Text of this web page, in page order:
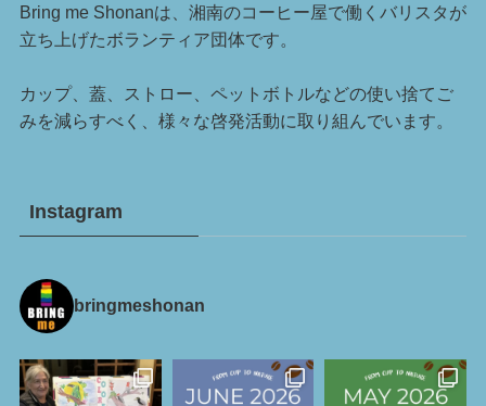
Bring me Shonanは、湘南のコーヒー屋で働くバリスタが
立ち上げたボランティア団体です。
カップ、蓋、ストロー、ペットボトルなどの使い捨てご
みを減らすべく、様々な啓発活動に取り組んでいます。
Instagram
bringmeshonan